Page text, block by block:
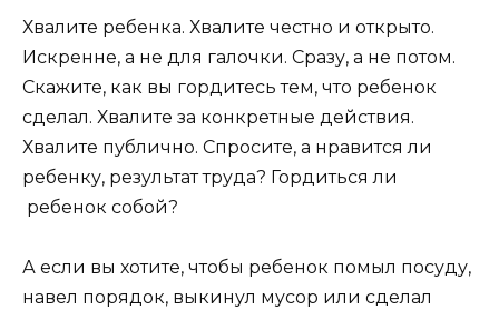
Хвалите ребенка. Хвалите честно и открыто.
Искренне, а не для галочки. Сразу, а не потом.
Скажите, как вы гордитесь тем, что ребенок
сделал. Хвалите за конкретные действия.
Хвалите публично. Спросите, а нравится ли
ребенку, результат труда? Гордиться ли
ребенок собой?
А если вы хотите, чтобы ребенок помыл посуду,
навел порядок, выкинул мусор или сделал